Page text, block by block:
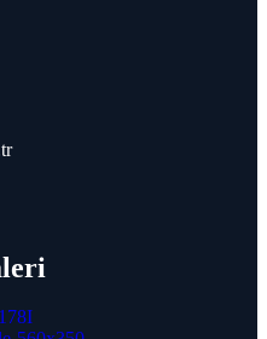
Switch
Switch
Switch
Points